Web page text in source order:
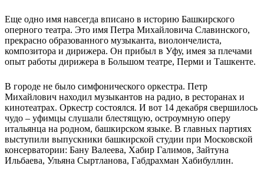
Еще одно имя навсегда вписано в историю Башкирского
оперного театра. Это имя Петра Михайловича Славинского,
прекрасно образованного музыканта, виолончелиста,
композитора и дирижера. Он прибыл в Уфу, имея за плечами
опыт работы дирижера в Большом театре, Перми и Ташкенте.
В городе не было симфонического оркестра. Петр
Михайлович находил музыкантов на радио, в ресторанах и
кинотеатрах. Оркестр состоялся. И вот 14 декабря свершилось
чудо – уфимцы слушали блестящую, остроумную оперу
итальянца на родном, башкирском языке. В главных партиях
выступили выпускники башкирской студии при Московской
консерватории: Бану Валеева, Хабир Галимов, Зайтуна
Ильбаева, Ульяна Сыртланова, Габдрахман Хабибуллин.